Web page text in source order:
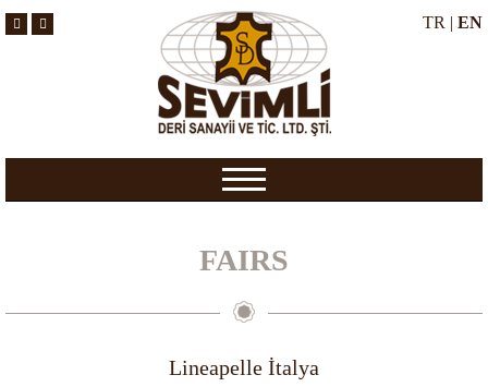
TR | EN
FAIRS
Lineapelle İtalya